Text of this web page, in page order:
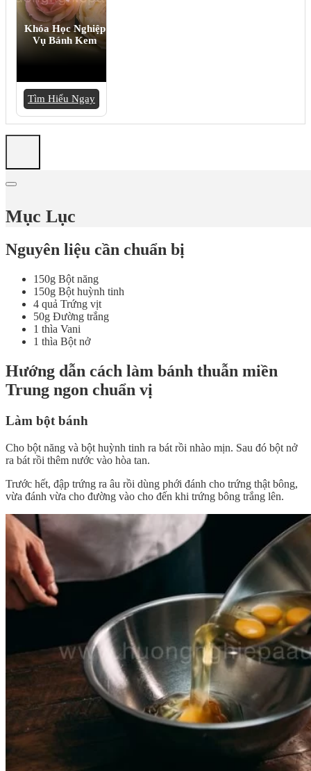
Khóa Học Nghiệp
Vụ Bánh Kem
Tìm Hiểu Ngay
Mục Lục
Nguyên liệu cần chuẩn bị
150g Bột năng
150g Bột huỳnh tinh
4 quả Trứng vịt
50g Đường trắng
1 thìa Vani
1 thìa Bột nở
Hướng dẫn cách làm bánh thuẫn miền
Trung ngon chuẩn vị
Làm bột bánh
Cho bột năng và bột huỳnh tinh ra bát rồi nhào mịn. Sau đó bột nở
ra bát rồi thêm nước vào hòa tan.
Trước hết, đập trứng ra âu rồi dùng phới đánh cho trứng thật bông,
vừa đánh vừa cho đường vào cho đến khi trứng bông trắng lên.